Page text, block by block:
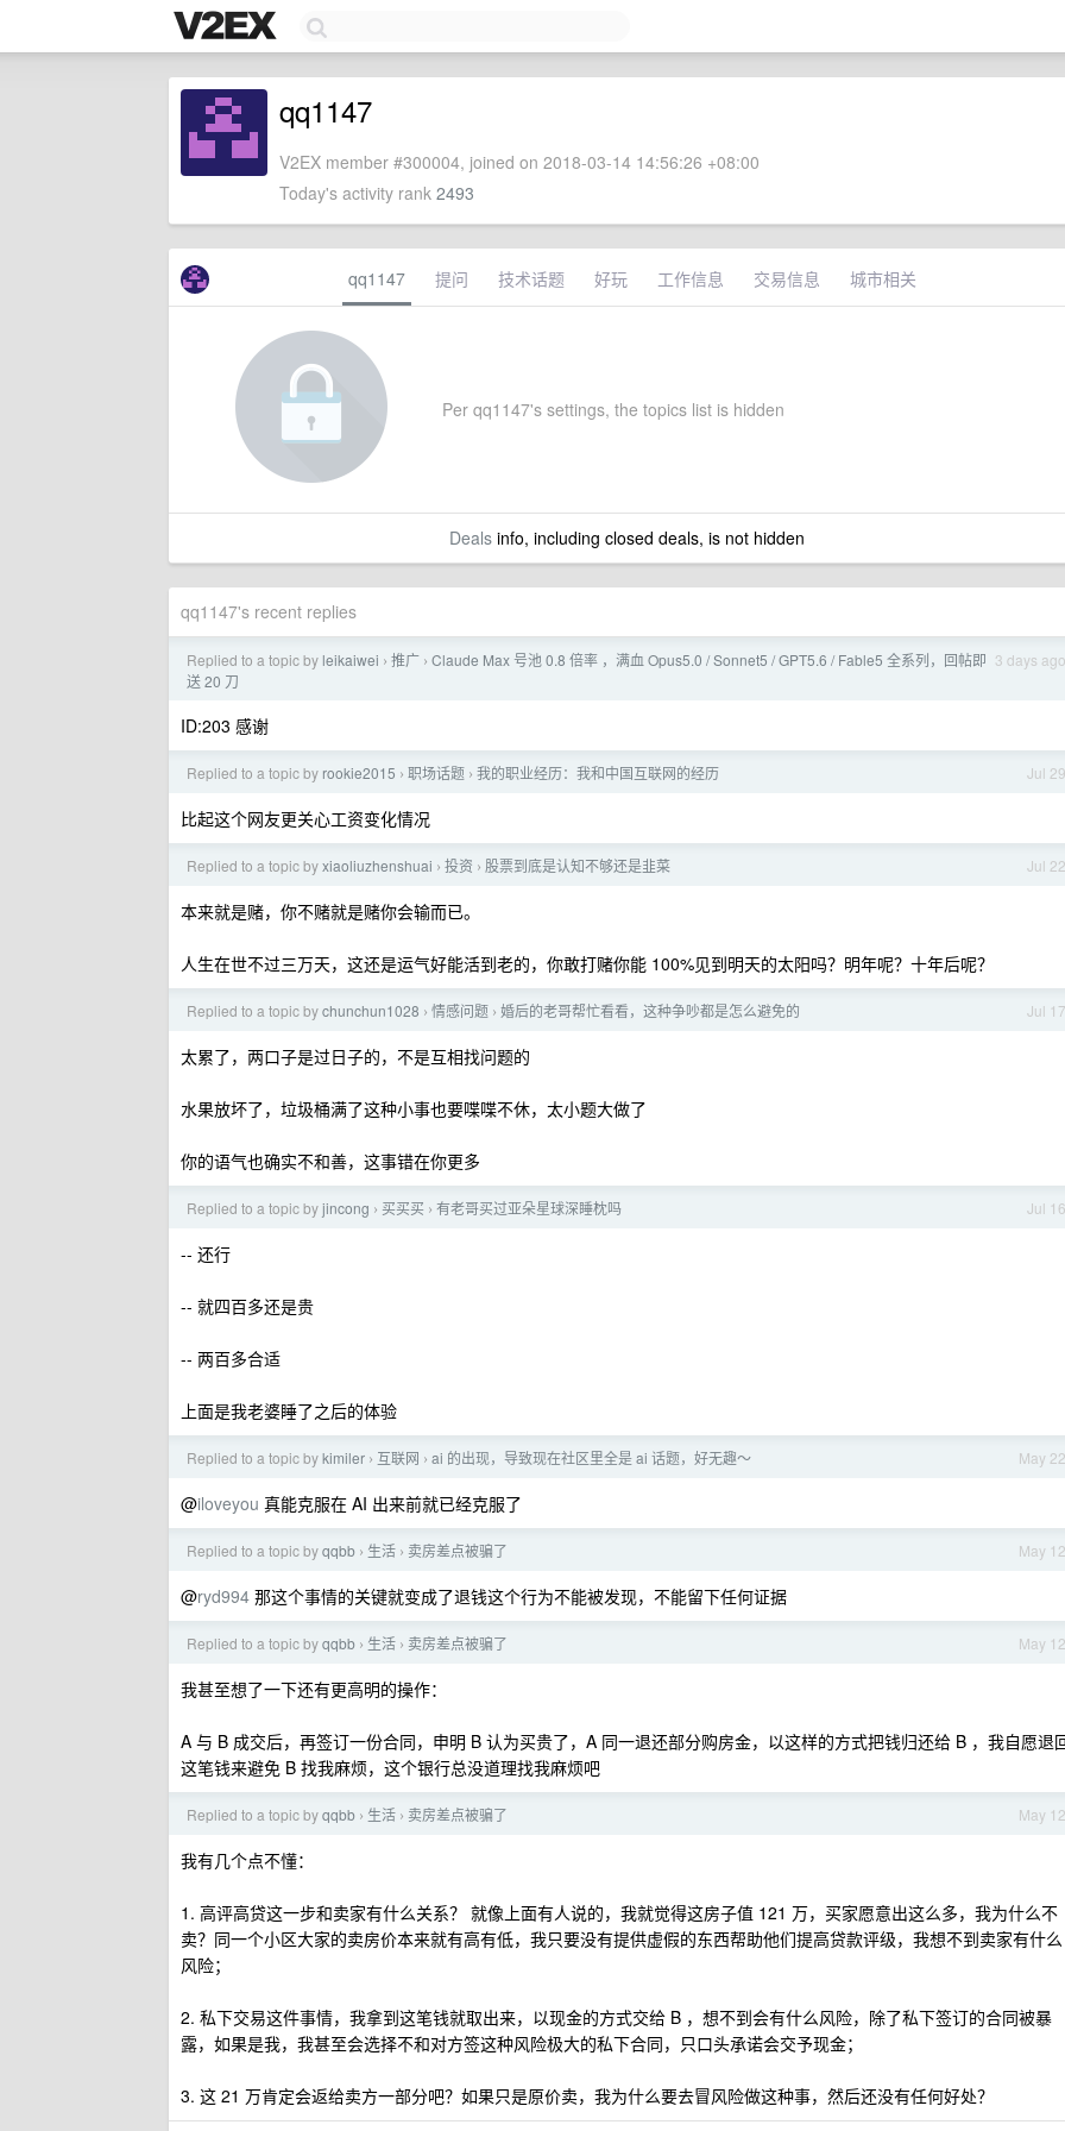
qq1147
V2EX member #300004, joined on 2018-03-14 14:56:26 +08:00
Today's activity rank 2493
qq1147 提问 技术话题 好玩 工作信息 交易信息 城市相关
Per qq1147's settings, the topics list is hidden
Dealsinfo, including closed deals, is not hidden
qq1147's recent replies
3 days ago
Replied to a topic by leikaiwei › 推广 › Claude Max 号池 0.8 倍率 ，满血 Opus5.0 / Sonnet5 / GPT5.6 / Fable5 全系列，回帖即
送 20 刀
ID:203 感谢
Jul 29
Replied to a topic by rookie2015 › 职场话题 › 我的职业经历：我和中国互联网的经历
比起这个网友更关心工资变化情况
Jul 22
Replied to a topic byxiaoliuzhenshuai › 投资 › 股票到底是认知不够还是韭菜
本来就是赌，你不赌就是赌你会输而已。
人生在世不过三万天，这还是运气好能活到老的，你敢打赌你能 100%见到明天的太阳吗？明年呢？十年后呢？
Jul 17
Replied to a topic bychunchun1028 › 情感问题 › 婚后的老哥帮忙看看，这种争吵都是怎么避免的
太累了，两口子是过日子的，不是互相找问题的
水果放坏了，垃圾桶满了这种小事也要喋喋不休，太小题大做了
你的语气也确实不和善，这事错在你更多
Jul 16
Replied to a topic byjincong › 买买买 › 有老哥买过亚朵星球深睡枕吗
-- 还行
-- 就四百多还是贵
-- 两百多合适
上面是我老婆睡了之后的体验
May 22
Replied to a topic bykimiler › 互联网 › ai 的出现，导致现在社区里全是 ai 话题，好无趣～
@iloveyou 真能克服在 AI 出来前就已经克服了
May 12
Replied to a topic byqqbb › 生活 › 卖房差点被骗了
@ryd994 那这个事情的关键就变成了退钱这个行为不能被发现，不能留下任何证据
May 12
Replied to a topic byqqbb › 生活 › 卖房差点被骗了
我甚至想了一下还有更高明的操作：
A 与 B 成交后，再签订一份合同，申明 B 认为买贵了，A 同一退还部分购房金，以这样的方式把钱归还给 B ，我自愿退
这笔钱来避免 B 找我麻烦，这个银行总没道理找我麻烦吧
May 12
Replied to a topic byqqbb › 生活 › 卖房差点被骗了
我有几个点不懂：
1. 高评高贷这一步和卖家有什么关系？ 就像上面有人说的，我就觉得这房子值 121 万，买家愿意出这么多，我为什么不
卖？同一个小区大家的卖房价本来就有高有低，我只要没有提供虚假的东西帮助他们提高贷款评级，我想不到卖家有什么
风险；
2. 私下交易这件事情，我拿到这笔钱就取出来，以现金的方式交给 B ，想不到会有什么风险，除了私下签订的合同被暴
露，如果是我，我甚至会选择不和对方签这种风险极大的私下合同，只口头承诺会交予现金；
3. 这 21 万肯定会返给卖方一部分吧？如果只是原价卖，我为什么要去冒风险做这种事，然后还没有任何好处？